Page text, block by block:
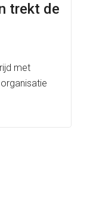
trekt de
met